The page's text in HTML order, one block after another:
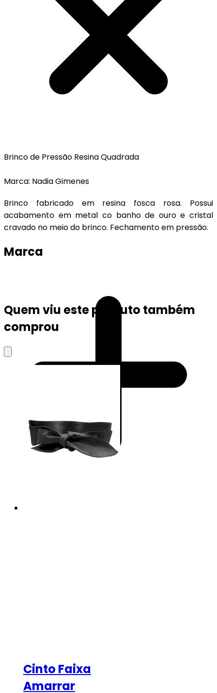
Brinco de Pressão Resina Quadrada
Marca: Nadia Gimenes
Brinco fabricado em resina fosca rosa. Possui
acabamento em metal co banho de ouro e cristal
cravado no meio do brinco. Fechamento em pressão.
Marca
Quem viu este produto também
comprou
Cinto Faixa
Amarrar